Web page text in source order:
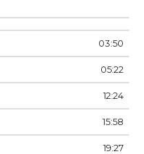
03:50
05:22
12:24
15:58
19:27